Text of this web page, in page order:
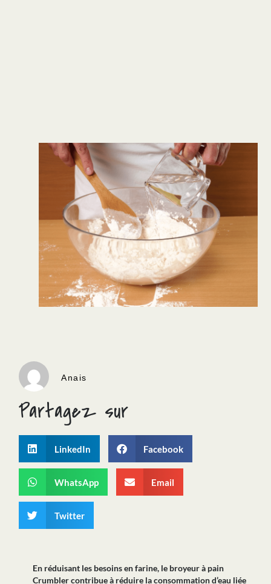
Anais
Partagez sur
LinkedIn Facebook
WhatsApp Email
Twitter
En réduisant les besoins en farine, le broyeur à pain
Crumbler contribue à réduire la consommation d’eau liée